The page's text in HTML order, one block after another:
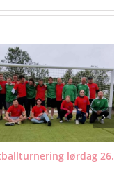
lørdag 26.